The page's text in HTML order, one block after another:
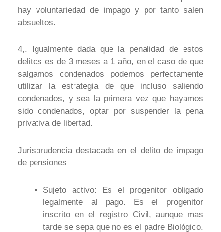
hay voluntariedad de impago y por tanto salen
absueltos.
4,. Igualmente dada que la penalidad de estos
delitos es de 3 meses a 1 año, en el caso de que
salgamos condenados podemos perfectamente
utilizar la estrategia de que incluso saliendo
condenados, y sea la primera vez que hayamos
sido condenados, optar por suspender la pena
privativa de libertad.
Jurisprudencia destacada en el delito de impago
de pensiones
Sujeto activo: Es el progenitor obligado
legalmente al pago. Es el progenitor
inscrito en el registro Civil, aunque mas
tarde se sepa que no es el padre Biológico.